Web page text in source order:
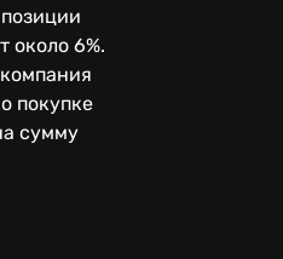
около 6%.
покупке
сумму